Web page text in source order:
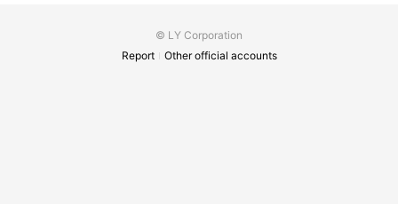
© LY Corporation
Report
Other official accounts